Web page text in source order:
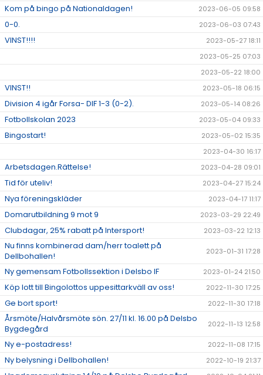
Kom på bingo på Nationaldagen! 2023-06-05 09:58
0-0. 2023-06-03 07:43
VINST!!!!
2023-05-27 18:11
2023-05-25 07:03
2023-05-22 18:00
VINST!! 2023-05-18 06:15
Division 4 igår Forsa- DIF 1-3 (0-2). 2023-05-14 08:26
Fotbollskolan 2023 2023-05-04 09:33
Bingostart!
2023-05-02 15:35
2023-04-30 16:17
Arbetsdagen.Rättelse! 2023-04-28 09:01
Tid för uteliv! 2023-04-27 15:24
Nya föreningskläder 2023-04-17 11:17
Domarutbildning 9 mot 9 2023-03-29 22:49
Clubdagar, 25% rabatt på Intersport! 2023-03-22 12:13
Nu finns kombinerad dam/herr toalett på
Dellbohallen!
2023-01-31 17:28
Ny gemensam Fotbollssektion i Delsbo IF 2023-01-24 21:50
Köp lott till Bingolottos uppesittarkväll av oss! 2022-11-30 17:25
Ge bort sport! 2022-11-30 17:18
Årsmöte/Halvårsmöte sön. 27/11 kl. 16.00 på Delsbo
Bygdegård
2022-11-13 12:58
Ny e-postadress! 2022-11-08 17:15
Ny belysning i Dellbohallen! 2022-10-19 21:37